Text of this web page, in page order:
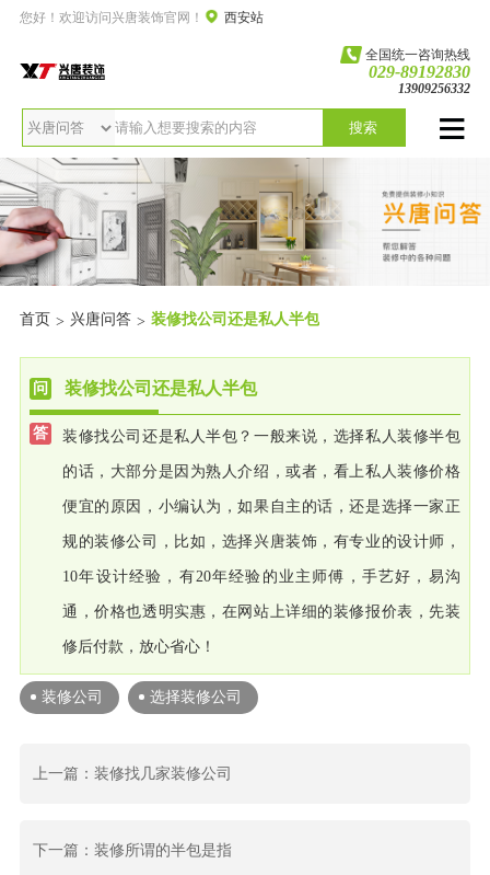
您好！欢迎访问兴唐装饰官网！ 西安站
全国统一咨询热线
029-89192830
13909256332
搜索
首页 > 兴唐问答 > 装修找公司还是私人半包
装修找公司还是私人半包
装修找公司还是私人半包？一般来说，选择私人装修半包
的话，大部分是因为熟人介绍，或者，看上私人装修价格
便宜的原因，小编认为，如果自主的话，还是选择一家正
规的装修公司，比如，选择兴唐装饰，有专业的设计师，
10年设计经验，有20年经验的业主师傅，手艺好，易沟
通，价格也透明实惠，在网站上详细的装修报价表，先装
修后付款，放心省心！
装修公司 选择装修公司
上一篇：装修找几家装修公司
下一篇：装修所谓的半包是指